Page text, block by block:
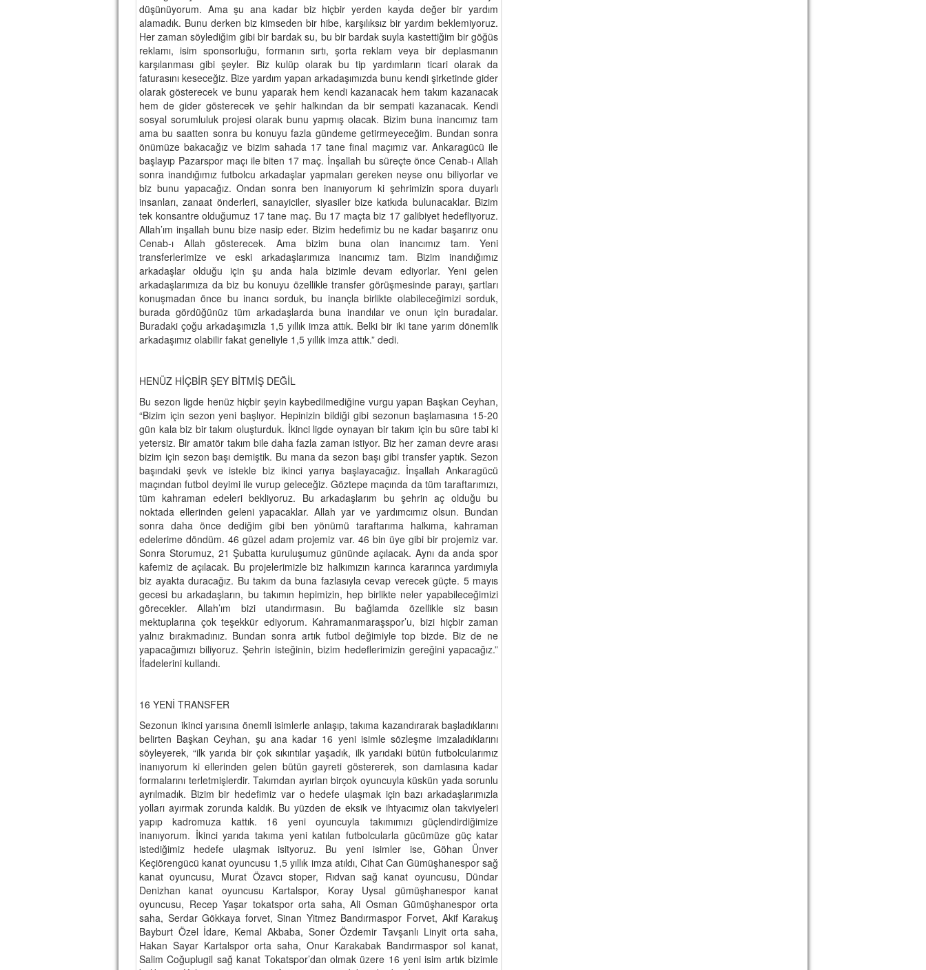
düşünüyorum. Ama şu ana kadar biz hiçbir yerden kayda değer bir yardım
alamadık. Bunu derken biz kimseden bir hibe, karşılıksız bir yardım beklemiyoruz.
Her zaman söylediğim gibi bir bardak su, bu bir bardak suyla kastettiğim bir göğüs
reklamı, isim sponsorluğu, formanın sırtı, şorta reklam veya bir deplasmanın
karşılanması gibi şeyler. Biz kulüp olarak bu tip yardımların ticari olarak da
faturasını keseceğiz. Bize yardım yapan arkadaşımızda bunu kendi şirketinde gider
olarak gösterecek ve bunu yaparak hem kendi kazanacak hem takım kazanacak
hem de gider gösterecek ve şehir halkından da bir sempati kazanacak. Kendi
sosyal sorumluluk projesi olarak bunu yapmış olacak. Bizim buna inancımız tam
ama bu saatten sonra bu konuyu fazla gündeme getirmeyeceğim. Bundan sonra
önümüze bakacağız ve bizim sahada 17 tane final maçımız var. Ankaragücü ile
başlayıp Pazarspor maçı ile biten 17 maç. İnşallah bu süreçte önce Cenab-ı Allah
sonra inandığımız futbolcu arkadaşlar yapmaları gereken neyse onu biliyorlar ve
biz bunu yapacağız. Ondan sonra ben inanıyorum ki şehrimizin spora duyarlı
insanları, zanaat önderleri, sanayiciler, siyasiler bize katkıda bulunacaklar. Bizim
tek konsantre olduğumuz 17 tane maç. Bu 17 maçta biz 17 galibiyet hedefliyoruz.
Allah’ım inşallah bunu bize nasip eder. Bizim hedefimiz bu ne kadar başarırız onu
Cenab-ı Allah gösterecek. Ama bizim buna olan inancımız tam. Yeni
transferlerimize ve eski arkadaşlarımıza inancımız tam. Bizim inandığımız
arkadaşlar olduğu için şu anda hala bizimle devam ediyorlar. Yeni gelen
arkadaşlarımıza da biz bu konuyu özellikle transfer görüşmesinde parayı, şartları
konuşmadan önce bu inancı sorduk, bu inançla birlikte olabileceğimizi sorduk,
burada gördüğünüz tüm arkadaşlarda buna inandılar ve onun için buradalar.
Buradaki çoğu arkadaşımızla 1,5 yıllık imza attık. Belki bir iki tane yarım dönemlik
arkadaşımız olabilir fakat geneliyle 1,5 yıllık imza attık.” dedi.
HENÜZ HİÇBİR ŞEY BİTMİŞ DEĞİL
Bu sezon ligde henüz hiçbir şeyin kaybedilmediğine vurgu yapan Başkan Ceyhan,
“Bizim için sezon yeni başlıyor. Hepinizin bildiği gibi sezonun başlamasına 15-20
gün kala biz bir takım oluşturduk. İkinci ligde oynayan bir takım için bu süre tabi ki
yetersiz. Bir amatör takım bile daha fazla zaman istiyor. Biz her zaman devre arası
bizim için sezon başı demiştik. Bu mana da sezon başı gibi transfer yaptık. Sezon
başındaki şevk ve istekle biz ikinci yarıya başlayacağız. İnşallah Ankaragücü
maçından futbol deyimi ile vurup geleceğiz. Göztepe maçında da tüm taraftarımızı,
tüm kahraman edeleri bekliyoruz. Bu arkadaşlarım bu şehrin aç olduğu bu
noktada ellerinden geleni yapacaklar. Allah yar ve yardımcımız olsun. Bundan
sonra daha önce dediğim gibi ben yönümü taraftarıma halkıma, kahraman
edelerime döndüm. 46 güzel adam projemiz var. 46 bin üye gibi bir projemiz var.
Sonra Storumuz, 21 Şubatta kuruluşumuz gününde açılacak. Aynı da anda spor
kafemiz de açılacak. Bu projelerimizle biz halkımızın karınca kararınca yardımıyla
biz ayakta duracağız. Bu takım da buna fazlasıyla cevap verecek güçte. 5 mayıs
gecesi bu arkadaşların, bu takımın hepimizin, hep birlikte neler yapabileceğimizi
görecekler. Allah’ım bizi utandırmasın. Bu bağlamda özellikle siz basın
mektuplarına çok teşekkür ediyorum. Kahramanmaraşspor’u, bizi hiçbir zaman
yalnız bırakmadınız. Bundan sonra artık futbol değimiyle top bizde. Biz de ne
yapacağımızı biliyoruz. Şehrin isteğinin, bizim hedeflerimizin gereğini yapacağız.”
İfadelerini kullandı.
16 YENİ TRANSFER
Sezonun ikinci yarısına önemli isimlerle anlaşıp, takıma kazandırarak başladıklarını
belirten Başkan Ceyhan, şu ana kadar 16 yeni isimle sözleşme imzaladıklarını
söyleyerek, “ilk yarıda bir çok sıkıntılar yaşadık, ilk yarıdaki bütün futbolcularımız
inanıyorum ki ellerinden gelen bütün gayreti göstererek, son damlasına kadar
formalarını terletmişlerdir. Takımdan ayırlan birçok oyuncuyla küskün yada sorunlu
ayrılmadık. Bizim bir hedefimiz var o hedefe ulaşmak için bazı arkadaşlarımızla
yolları ayırmak zorunda kaldık. Bu yüzden de eksik ve ihtyacımız olan takviyeleri
yapıp kadromuza kattık. 16 yeni oyuncuyla takımımızı güçlendirdiğimize
inanıyorum. İkinci yarıda takıma yeni katılan futbolcularla gücümüze güç katar
istediğimiz hedefe ulaşmak isityoruz. Bu yeni isimler ise, Göhan Ünver
Keçiörengücü kanat oyuncusu 1,5 yıllık imza atıldı, Cihat Can Gümüşhanespor sağ
kanat oyuncusu, Murat Özavcı stoper, Rıdvan sağ kanat oyuncusu, Dündar
Denizhan kanat oyuncusu Kartalspor, Koray Uysal gümüşhanespor kanat
oyuncusu, Recep Yaşar tokatspor orta saha, Ali Osman Gümüşhanespor orta
saha, Serdar Gökkaya forvet, Sinan Yitmez Bandırmaspor Forvet, Akif Karakuş
Bayburt Özel İdare, Kemal Akbaba, Soner Özdemir Tavşanlı Linyit orta saha,
Hakan Sayar Kartalspor orta saha, Onur Karakabak Bandırmaspor sol kanat,
Salim Coğuplugil sağ kanat Tokatspor’dan olmak üzere 16 yeni isim artık bizimle